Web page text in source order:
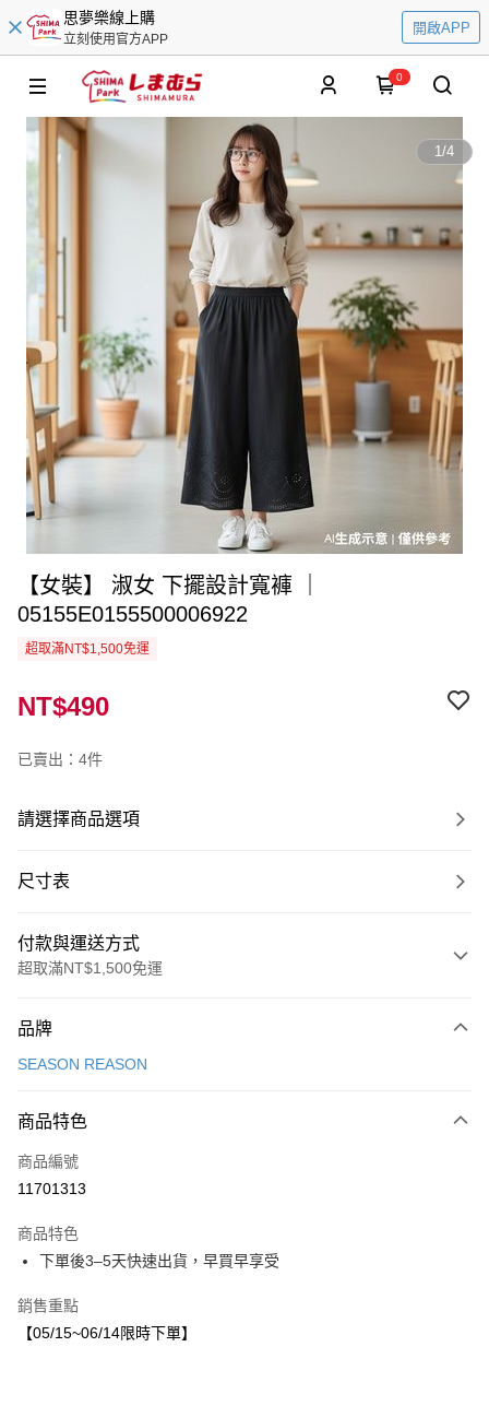
思夢樂線上購
立刻使用官方APP
開啟APP
0
1/4
【女裝】 淑女 下擺設計寬褲 ｜
05155E0155500006922
超取滿NT$1,500免運
NT$490
已賣出：4件
請選擇商品選項
尺寸表
付款與運送方式
超取滿NT$1,500免運
信用卡一次付款
Apple Pay
街口支付
運送方式
每筆NT$80，滿NT$1,500(含以上)免運費
品牌
SEASON REASON
商品特色
商品編號
11701313
商品特色
下單後3–5天快速出貨，早買早享受
銷售重點
【05/15~06/14限時下單】